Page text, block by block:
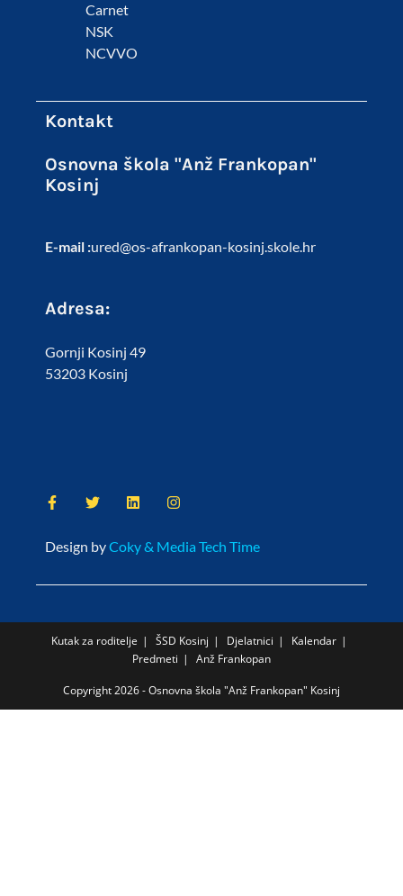
Carnet
NSK
NCVVO
Kontakt
Osnovna škola "Anž Frankopan"
Kosinj
E-mail :ured@os-afrankopan-kosinj.skole.hr
Adresa:
Gornji Kosinj 49
53203 Kosinj
Design byCoky & Media Tech Time
Kutak za roditelje ŠSD Kosinj Djelatnici
Kalendar
Predmeti
Anž Frankopan
Copyright 2026 - Osnovna škola "Anž Frankopan" Kosinj